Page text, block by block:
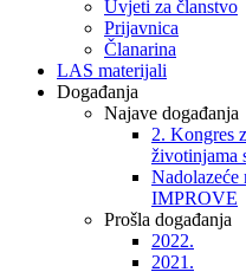
Uvjeti za članstvo
Prijavnica
Članarina
LAS materijali
Događanja
Najave događanja
2. Kongres
životinjama
IMPROVE
Prošla događanja
2022.
2021.